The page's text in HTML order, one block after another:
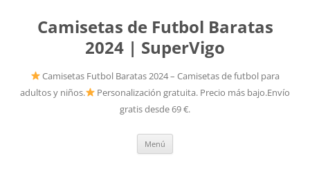
Camisetas de Futbol Baratas
2024 | SuperVigo
Camisetas Futbol Baratas 2024 – Camisetas de futbol para
adultos y niños.
Personalización gratuita. Precio más bajo.Envío
gratis desde 69 €.
Menú